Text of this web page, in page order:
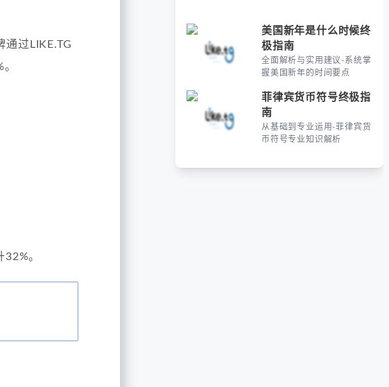
过LIKE.TG
。
美国新年是什么时候终
极指南
全面解析与实用建议-系统掌
握美国新年的时间要点
菲律宾货币符号终极指
南
从基础到专业运用-菲律宾货
币符号专业知识解析